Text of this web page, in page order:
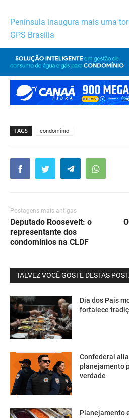
Península inaugura mais uma
GPS Brasília
TAGS condomínio
Postagens mais antigas
Deputado Roosevelt: o
representante dos
condomínios na CLDF
TALVEZ VOCÊ GOSTE DESTAS
Dia dos Pais
fortalece
Confederal
planejamento
verdade
Planejamento